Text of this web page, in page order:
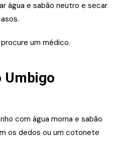
água e sabão neutro e secar
um médico.
Umbigo
com água morna e sabão
os dedos ou um cotonete